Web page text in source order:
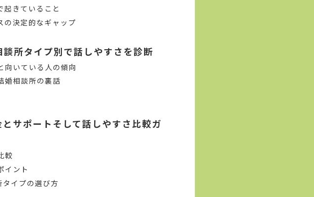
起きていること
の決定的なギャップ
所タイプ別で話しやすさを診断
向いている人の傾向
婚相談所の裏話
サポートそして話しやすさ比較ガ
較
イント
イプの選び方